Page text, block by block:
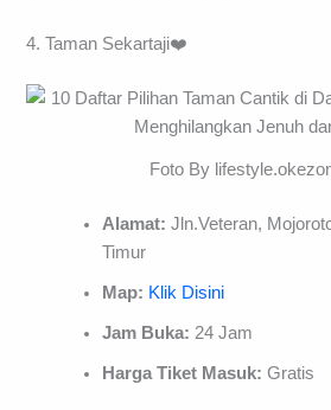
4. Taman Sekartaji❤️
Foto By
Alamat: Jln.Veteran,
Timur
Map: Klik Disini
Jam Buka: 24 Jam
Harga Tiket Masuk: Gratis